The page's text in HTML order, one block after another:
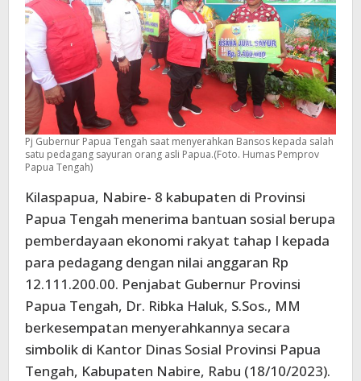
Pj Gubernur Papua Tengah saat menyerahkan Bansos kepada salah
satu pedagang sayuran orang asli Papua.(Foto. Humas Pemprov
Papua Tengah)
Kilaspapua, Nabire- 8 kabupaten di Provinsi
Papua Tengah menerima bantuan sosial berupa
pemberdayaan ekonomi rakyat tahap I kepada
para pedagang dengan nilai anggaran Rp
12.111.200.00. Penjabat Gubernur Provinsi
Papua Tengah, Dr. Ribka Haluk, S.Sos., MM
berkesempatan menyerahkannya secara
simbolik di Kantor Dinas Sosial Provinsi Papua
Tengah, Kabupaten Nabire, Rabu (18/10/2023).